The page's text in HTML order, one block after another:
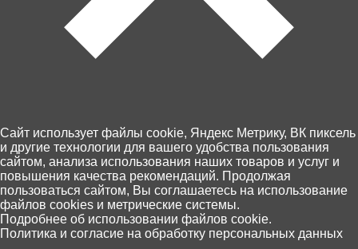
Доставка и оплата
Пн.- Пт. с 10.00 до 18.00
Главная Каталог Корзина
0
Избранное Поиск
Cайт использует файлы cookie, Яндекс Метрику, ВК пиксель
и другие технологии для вашего удобства пользования
сайтом, анализа использования наших товаров и услуг и
повышения качества рекомендаций. Продолжая
пользоваться сайтом, Вы соглашаетесь на использование
файлов cookies и метрические системы.
Подробнее об использовании файлов cookie.
Политика и согласие на обработку персональных данных